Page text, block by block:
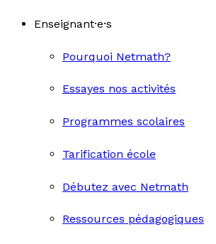
Enseignant·e·s
Pourquoi Netmath?
Essayes nos activités
Programmes scolaires
Tarification école
Débutez avec Netmath
Ressources pédagogiques